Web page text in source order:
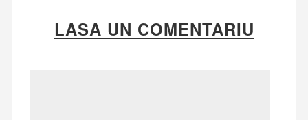
LASA UN COMENTARIU